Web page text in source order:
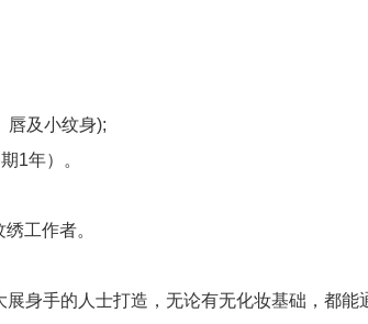
唇及小纹身);
1年）。
工作者。
展身手的人士打造，无论有无化妆基础，都